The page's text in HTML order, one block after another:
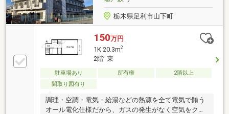
栃木県足利市山下町
150万円
1K 20.3m2
2階 東
駐車場あり 所有権
2階以上
間取り図有り
調理・空調・電気・給湯などの熱源を全て電気で賄う
オール電化仕様だから、ガスの発生がなく空気をクリ